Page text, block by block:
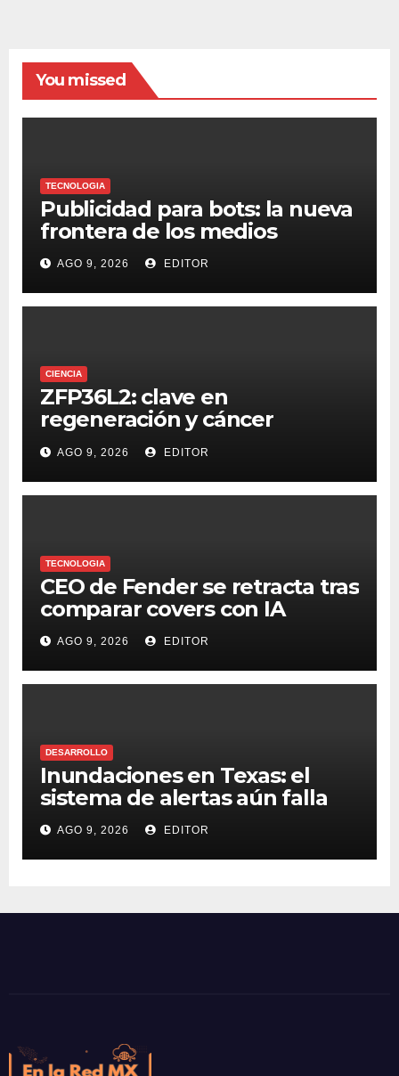
You missed
TECNOLOGIA
Publicidad para bots: la nueva
frontera de los medios
AGO 9, 2026 EDITOR
CIENCIA
ZFP36L2: clave en
regeneración y cáncer
colorrectal
AGO 9, 2026 EDITOR
TECNOLOGIA
CEO de Fender se retracta tras
comparar covers con IA
AGO 9, 2026 EDITOR
DESARROLLO
Inundaciones en Texas: el
sistema de alertas aún falla
AGO 9, 2026 EDITOR